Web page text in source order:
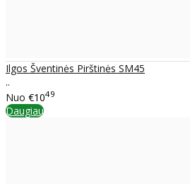
Ilgos Šventinės Pirštinės SM45
..
Nuo €1049
Daugiau